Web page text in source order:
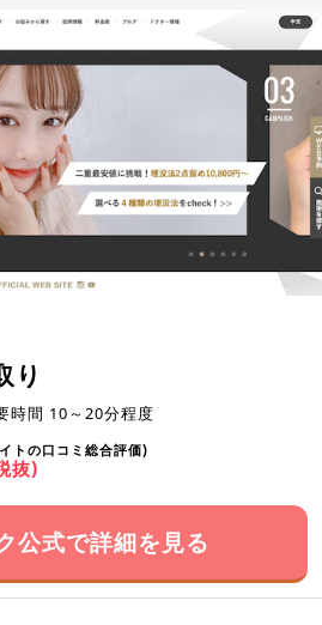
り
時間 10～20分程度
トの口コミ総合評価)
抜)
公式で詳細を見る